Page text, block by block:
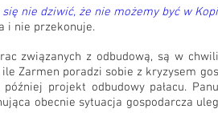
nie dziwić, że nie możemy być w
i nie przekonuje.
związanych z odbudową, są w
Zarmen poradzi sobie z kryzysem
projekt odbudowy pałacu.
obecnie sytuacja gospodarcza